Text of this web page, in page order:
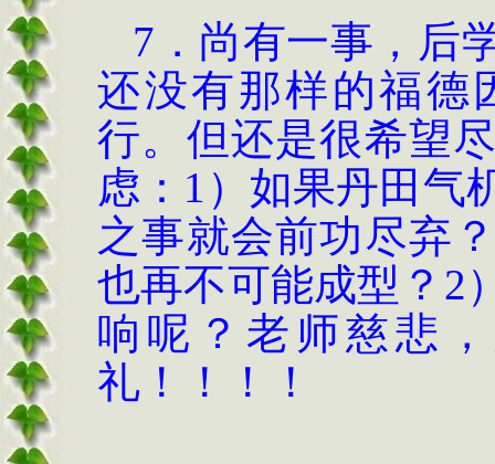
7．尚有一事，后
还没有那样的福德
行。但还是很希望
虑：1）如果丹田气
之事就会前功尽弃
也再不可能成型？2
响呢？老师慈悲
礼！！！！